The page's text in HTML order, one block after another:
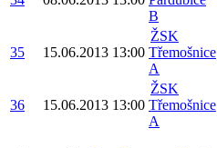
B
35 15.06.2013 13:00
ŽSK
Třemošnice
A
36 15.06.2013 13:00
ŽSK
Třemošnice
A